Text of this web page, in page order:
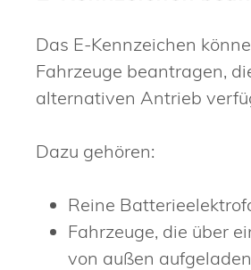
Das E-Kennzeichen
Fahrzeuge beantragen,
alternativen Antrieb
Dazu gehören:
Reine
Fahrzeuge, die über
von außen